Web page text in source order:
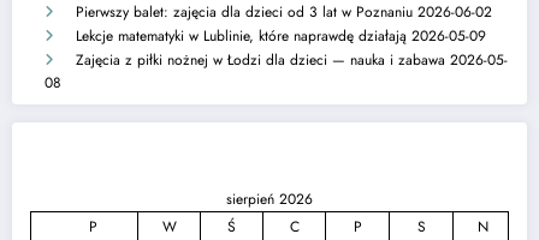
Pierwszy balet: zajęcia dla dzieci od 3 lat w Poznaniu 2026-06-02
Lekcje matematyki w Lublinie, które naprawdę działają 2026-05-09
Zajęcia z piłki nożnej w Łodzi dla dzieci — nauka i zabawa 2026-05-
08
sierpień 2026
P
W Ś C P S
N